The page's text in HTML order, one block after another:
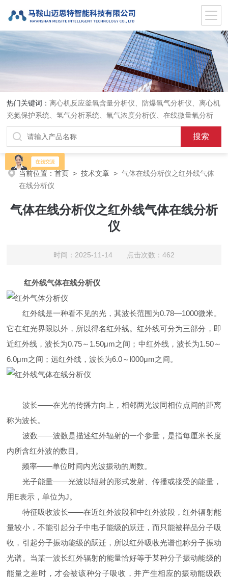
热门关键词：离心机反应釜氧含量分析仪、防爆氧气分析仪、离心机
充氮保护系统、氢气分析系统、氧气浓度分析仪、在线微量氧分析
仪、气体在线分析、在线氧含量分析仪、氧气氮气分析仪、
当前位置：首页 >技术文章 >气体在线分析仪之红外线气体
在线分析仪
气体在线分析仪之红外线气体在线分析
仪
时间：2025-11-14 点击次数：462
红外线气体在线分析仪
红外线是一种看不见的光，其波长范围为0.78—1000微米。
它在红光界限以外，所以得名红外线。红外线可分为三部分，即
近红外线，波长为0.75～1.50μm之间；中红外线，波长为1.50～
6.0μm之间；远红外线，波长为6.0～l000μm之间。
波长——在光的传播方向上，相邻两光波同相位点间的距离
称为波长。
波数——波数是描述红外辐射的一个参量，是指每厘米长度
内所含红外波的数目。
频率——单位时间内光波振动的周数。
光子能量——光波以辐射的形式发射、传播或接受的能量，
用E表示，单位为J。
特征吸收波长——在近红外波段和中红外波段，红外辐射能
量较小，不能引起分子中电子能级的跃迁，而只能被样品分子吸
收，引起分子振动能级的跃迁，所以红外吸收光谱也称分子振动
光谱。当某一波长红外辐射的能量恰好等于某种分子振动能级的
能量之差时，才会被该种分子吸收，并产生相应的振动能级跃